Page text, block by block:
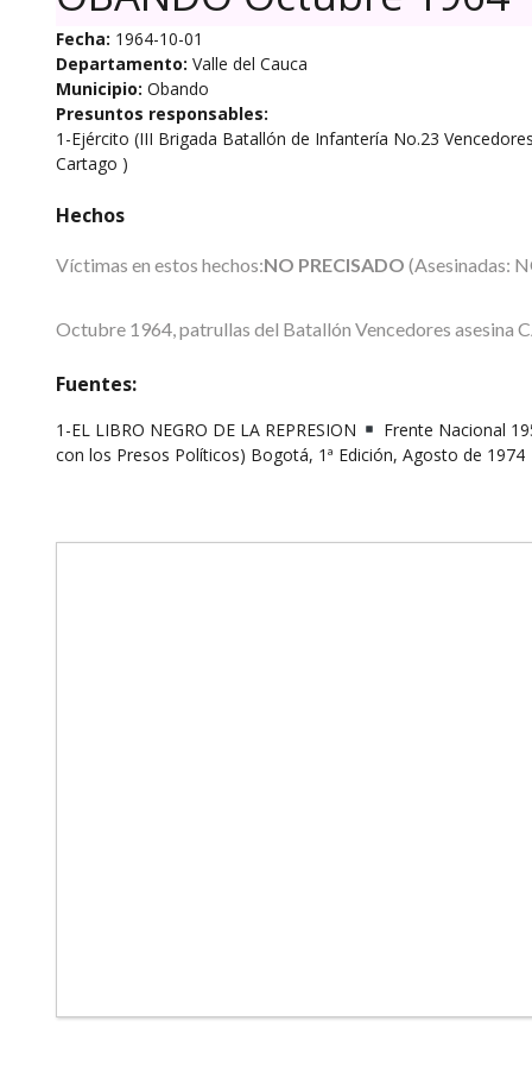
Fecha: 1964-10-01
Departamento: Valle del Cauca
Municipio: Obando
Presuntos responsables:
1-Ejército (III Brigada Batallón de Infantería No.23
Cartago )
Hechos
Víctimas en estos hechos:NO PRECISADO (Asesinadas:
Octubre 1964, patrullas del Batallón Vencedores asesina
Fuentes:
1-EL LIBRO NEGRO DE LA REPRESION
Frente Nacional
con los Presos Políticos) Bogotá, 1ª Edición, Agosto de 1974